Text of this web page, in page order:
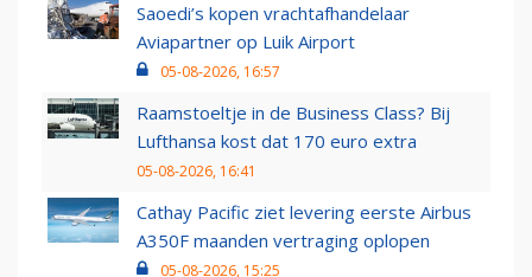
Saoedi’s kopen vrachtafhandelaar
Aviapartner op Luik Airport
05-08-2026, 16:57
Raamstoeltje in de Business Class? Bij
Lufthansa kost dat 170 euro extra
05-08-2026, 16:41
Cathay Pacific ziet levering eerste Airbus
A350F maanden vertraging oplopen
05-08-2026, 15:25